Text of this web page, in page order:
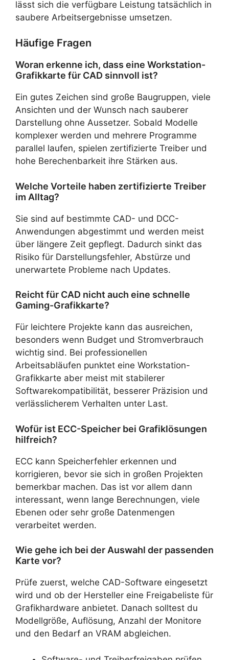
lässt sich die verfügbare Leistung tatsächlich in
saubere Arbeitsergebnisse umsetzen.
Häufige Fragen
Woran erkenne ich, dass eine Workstation-
Grafikkarte für CAD sinnvoll ist?
Ein gutes Zeichen sind große Baugruppen, viele
Ansichten und der Wunsch nach sauberer
Darstellung ohne Aussetzer. Sobald Modelle
komplexer werden und mehrere Programme
parallel laufen, spielen zertifizierte Treiber und
hohe Berechenbarkeit ihre Stärken aus.
Welche Vorteile haben zertifizierte Treiber
im Alltag?
Sie sind auf bestimmte CAD- und DCC-
Anwendungen abgestimmt und werden meist
über längere Zeit gepflegt. Dadurch sinkt das
Risiko für Darstellungsfehler, Abstürze und
unerwartete Probleme nach Updates.
Reicht für CAD nicht auch eine schnelle
Gaming-Grafikkarte?
Für leichtere Projekte kann das ausreichen,
besonders wenn Budget und Stromverbrauch
wichtig sind. Bei professionellen
Arbeitsabläufen punktet eine Workstation-
Grafikkarte aber meist mit stabilerer
Softwarekompatibilität, besserer Präzision und
verlässlicherem Verhalten unter Last.
Wofür ist ECC-Speicher bei Grafiklösungen
hilfreich?
ECC kann Speicherfehler erkennen und
korrigieren, bevor sie sich in großen Projekten
bemerkbar machen. Das ist vor allem dann
interessant, wenn lange Berechnungen, viele
Ebenen oder sehr große Datenmengen
verarbeitet werden.
Wie gehe ich bei der Auswahl der passenden
Karte vor?
Prüfe zuerst, welche CAD-Software eingesetzt
wird und ob der Hersteller eine Freigabeliste für
Grafikhardware anbietet. Danach solltest du
Modellgröße, Auflösung, Anzahl der Monitore
und den Bedarf an VRAM abgleichen.